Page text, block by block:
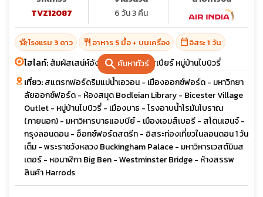
searchค้นหาทัวร์
TVZ12087
6 วัน 3 คืน
hotel_classโรงแรม 3 ดาว restaurant อาหาร 5 มื้อ + บนเครื่อง calendar_todayอิสระ 1 วัน
ไฮไลท์:สัมผัสเสน่ห์อังกฤษ ชมบ้านเชกสเปียร์ หมู่บ้านไบบิวรี่
เที่ยว:สแตรทฟอร์ดริมแม่น้ำเอวอน - เมืองออกซ์ฟอร์ด - มหาวิทยา
ลัยออกซ์ฟอร์ด - ห้องสมุด Bodleian Library - Bicester Village
Outlet - หมู่บ้านไบบิวรี่ - เมืองบาธ - โรงอาบน้ำโรมันโบราณ
(ภายนอก) - มหาวิหารบาธแอบบีย์ - เมืองเอมส์เบอรี - สโตนเฮนจ์ -
กรุงลอนดอน - อ็อกซ์ฟอร์ดสตรีท - อิสระท่องเที่ยวในลอนดอน 1 วัน
เต็ม - พระราชวังหลวง Buckingham Palace - มหาวิหารเวสต์มินส
เตอร์ - หอนาฬิกา Big Ben - Westminster Bridge - ห้างสรรพ
สินค้า Harrods